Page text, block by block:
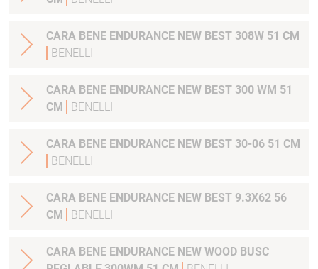
CARA BENE ENDURANCE NEW BEST 308W 51 CM
BENELLI
CARA BENE ENDURANCE NEW BEST 300 WM 51
CM
BENELLI
CARA BENE ENDURANCE NEW BEST 30-06 51 CM
BENELLI
CARA BENE ENDURANCE NEW BEST 9.3X62 56
CM
BENELLI
CARA BENE ENDURANCE NEW WOOD BUSC